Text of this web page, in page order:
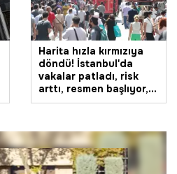
Harita hızla kırmızıya
döndü! İstanbul'da
vakalar patladı, risk
arttı, resmen başlıyor,
yeni dönem...